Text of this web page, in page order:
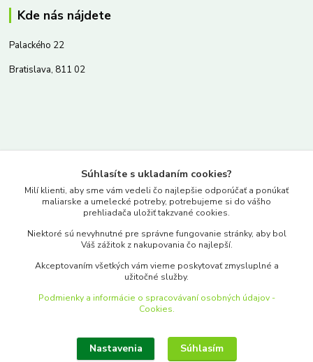
Kde nás nájdete
Palackého 22
Bratislava, 811 02
www.merkantil.sk
Pondelok-Piatok: 9.00-17.00hod.
objednavky@merkantil-obchod.sk
Súhlasíte s ukladaním cookies?
Milí klienti, aby sme vám vedeli čo najlepšie odporúčať a ponúkať
maliarske a umelecké potreby, potrebujeme si do vášho
prehliadača uložiť takzvané cookies.
Niektoré sú nevyhnutné pre správne fungovanie stránky, aby bol
Váš zážitok z nakupovania čo najlepší.
Akceptovaním všetkých vám vieme poskytovať zmysluplné a
užitočné služby.
Podmienky a informácie o spracovávaní osobných údajov -
Cookies.
Nastavenia Súhlasím